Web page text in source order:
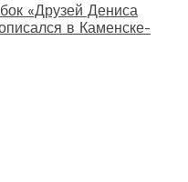
«Друзей Дениса
в Каменске-